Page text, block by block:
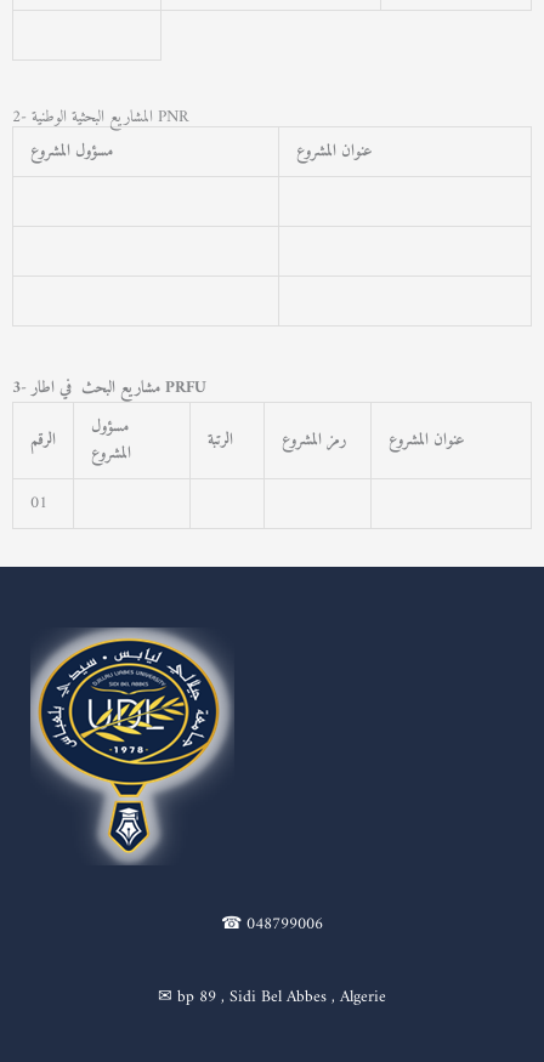
2- المشاريع البحثية الوطنية PNR
مسؤول المشروع
عنوان المشروع
3- مشاريع البحث في اطار PRFU
الرقم
مسؤول
المشروع
الرتبة رمز المشروع عنوان المشروع
01
☎ 048799006
✉ bp 89 , Sidi Bel Abbes , Algerie